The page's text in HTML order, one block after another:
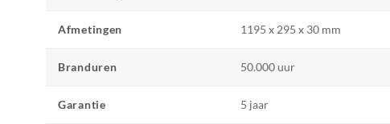
Afmetingen 1195 x 295 x 30 mm
Branduren 50.000 uur
Garantie 5 jaar